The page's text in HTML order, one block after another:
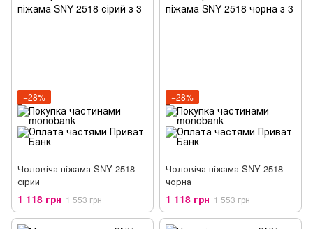
−28%
Чоловіча піжама SNY 2518
сірий
1 118 грн 1 553 грн
−28%
Чоловіча піжама SNY 2518
чорна
1 118 грн 1 553 грн